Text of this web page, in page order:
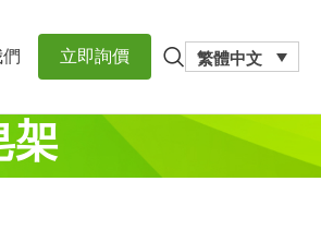
立即詢價 繁體中文
架